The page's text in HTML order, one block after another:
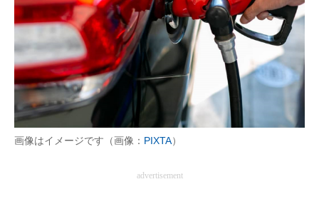
画像はイメージです（画像： PIXTA）
advertisement